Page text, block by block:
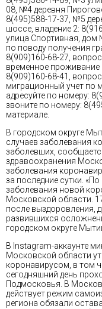
08, №4 деревня
8(495)588-17-37, №5
шоссе, владение 2:
улица Спортивная, дом
по поводу получения
8(909)160-68-27,
временное проживание
8(909)160-68-41,
миграционный учет по
адресуйте по номеру:
звоните по номеру:
материале.
В городском округе
случаев заболевания
заболевших,
здравоохранения
заболевания
за последние сутки.
заболевания новой
Московской области.
после выздоровления,
развившихся
городском округе
В Instagram-аккаунте
Московской области
коронавирусом, в том
сегодняшний день
Подмосковья. В
действует режим
региона обязали